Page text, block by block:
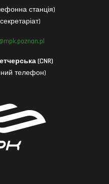
станція)
(CNR)
телефон)